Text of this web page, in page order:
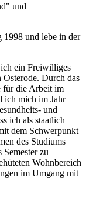
und
1998 und lebe in der
ein Freiwilliges
Osterode. Durch das
für die Arbeit im
ich mich im Jahr
und
ich als staatlich
dem Schwerpunkt
des Studiums
zu
Wohnbereich
im Umgang mit